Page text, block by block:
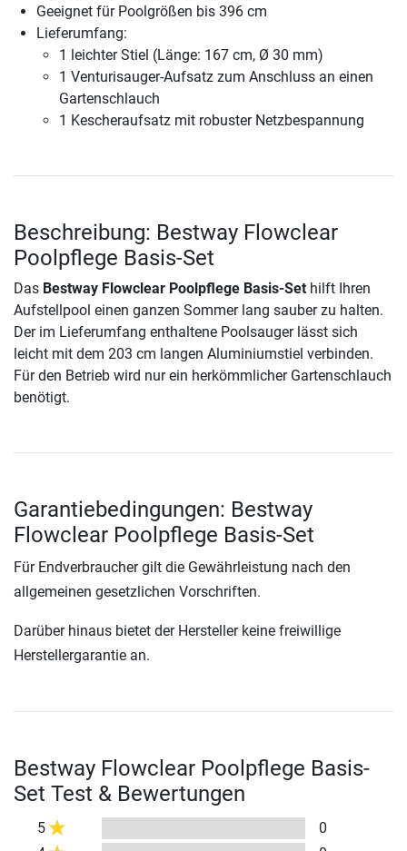
Geeignet für Poolgrößen bis 396 cm
Lieferumfang:
1 leichter Stiel (Länge: 167 cm, Ø 30 mm)
1 Venturisauger-Aufsatz zum Anschluss an einen
Gartenschlauch
1 Kescheraufsatz mit robuster Netzbespannung
Beschreibung: Bestway Flowclear
Poolpflege Basis-Set
Das Bestway Flowclear Poolpflege Basis-Set hilft Ihren
Aufstellpool einen ganzen Sommer lang sauber zu halten.
Der im Lieferumfang enthaltene Poolsauger lässt sich
leicht mit dem 203 cm langen Aluminiumstiel verbinden.
Für den Betrieb wird nur ein herkömmlicher Gartenschlauch
benötigt.
Garantiebedingungen: Bestway
Flowclear Poolpflege Basis-Set
Für Endverbraucher gilt die Gewährleistung nach den
allgemeinen gesetzlichen Vorschriften.
Darüber hinaus bietet der Hersteller keine freiwillige
Herstellergarantie an.
Bestway Flowclear Poolpflege Basis-
Set Test & Bewertungen
5
0